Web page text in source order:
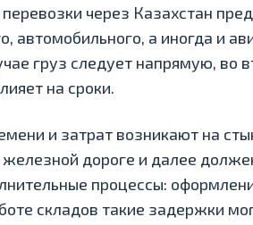
через Казахстан
автомобильного, а иногда и
груз следует напрямую,
на сроки.
и затрат возникают на
железной дороге и далее
процессы:
складов такие задержки